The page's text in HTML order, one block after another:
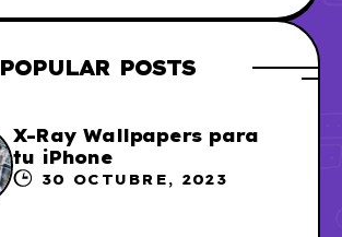
POPULAR POSTS
X-Ray Wallpapers para
tu iPhone
30 OCTUBRE, 2023